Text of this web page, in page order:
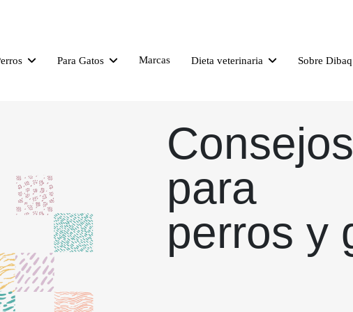
Para Gatos Marcas Dieta veterinaria Sobre Dibaq
para
perros y